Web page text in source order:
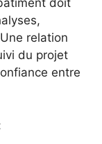
doit
relation
du projet
entre